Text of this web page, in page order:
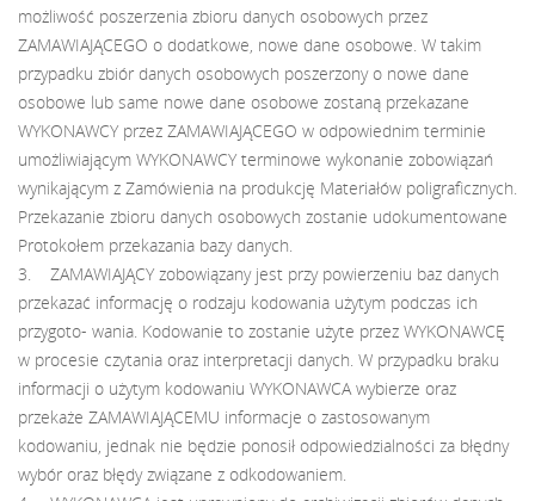
możliwość poszerzenia zbioru danych osobowych przez
ZAMAWIAJĄCEGO o dodatkowe, nowe dane osobowe. W takim
przypadku zbiór danych osobowych poszerzony o nowe dane
osobowe lub same nowe dane osobowe zostaną przekazane
WYKONAWCY przez ZAMAWIAJĄCEGO w odpowiednim terminie
umożliwiającym WYKONAWCY terminowe wykonanie zobowiązań
wynikającym z Zamówienia na produkcję Materiałów poligraficznych.
Przekazanie zbioru danych osobowych zostanie udokumentowane
Protokołem przekazania bazy danych.
3. ZAMAWIAJĄCY zobowiązany jest przy powierzeniu baz danych
przekazać informację o rodzaju kodowania użytym podczas ich
przygoto- wania. Kodowanie to zostanie użyte przez WYKONAWCĘ
w procesie czytania oraz interpretacji danych. W przypadku braku
informacji o użytym kodowaniu WYKONAWCA wybierze oraz
przekaże ZAMAWIAJĄCEMU informacje o zastosowanym
kodowaniu, jednak nie będzie ponosił odpowiedzialności za błędny
wybór oraz błędy związane z odkodowaniem.